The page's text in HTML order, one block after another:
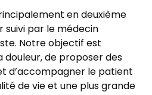
en deuxième
suivi par le médecin
Notre objectif est
douleur, de proposer des
d’accompagner le patient
de vie et une plus grande